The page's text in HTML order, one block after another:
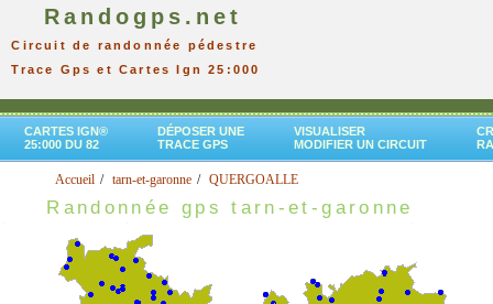
Randogps.net
Circuit de randonnée pédestre
Trace Gps et Cartes Ign 25:000
CARTES IGN®
25:000 DU 82
DÉPOSER UNE
TRACE GPS
VISUALISER
MODIFIER UN CIRCUIT
Accueil tarn-et-garonne QUERGOALLE
Randonnée gps tarn-et-garonne